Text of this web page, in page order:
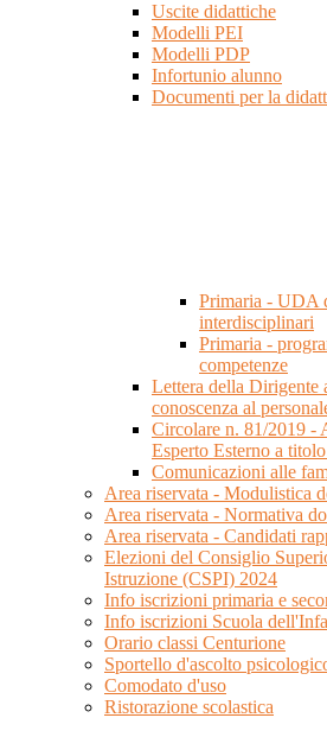
Uscite didattiche
Modelli PEI
Modelli PDP
Infortunio alunno
Documenti per la
Primaria - UDA
interdisciplinari
Primaria -
competenze
Lettera della Dirigente
conoscenza al
Circolare n. 81/2019 -
Esperto Esterno a
Comunicazioni alle
Area riservata - Modulistica
Area riservata - Normativa
Area riservata - Candidati
Elezioni del Consiglio
Istruzione (CSPI) 2024
Info iscrizioni primaria e
Info iscrizioni Scuola
Orario classi Centurione
Sportello d'ascolto
Comodato d'uso
Ristorazione scolastica